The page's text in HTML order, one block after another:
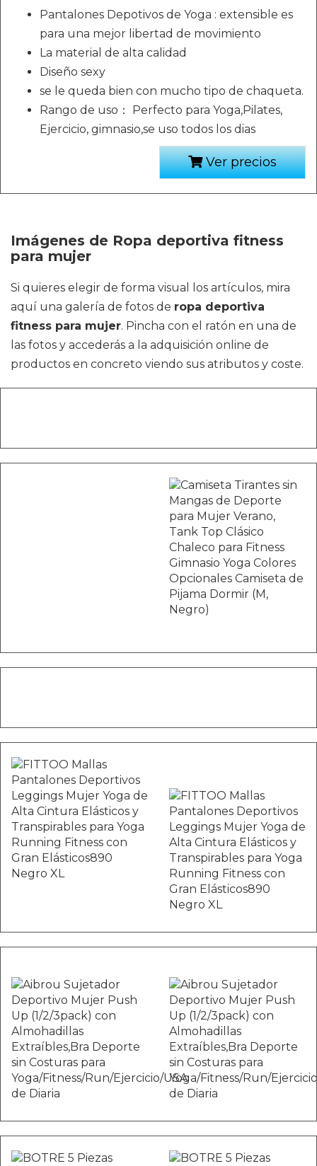
Pantalones Depotivos de Yoga : extensible es
para una mejor libertad de movimiento
La material de alta calidad
Diseño sexy
se le queda bien con mucho tipo de chaqueta.
Rango de uso： Perfecto para Yoga,Pilates,
Ejercicio, gimnasio,se uso todos los dias
Ver precios
Imágenes de Ropa deportiva fitness
para mujer
Si quieres elegir de forma visual los artículos, mira
aquí una galería de fotos de ropa deportiva
fitness para mujer. Pincha con el ratón en una de
las fotos y accederás a la adquisición online de
productos en concreto viendo sus atributos y coste.